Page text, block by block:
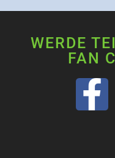
WERDE
FAN